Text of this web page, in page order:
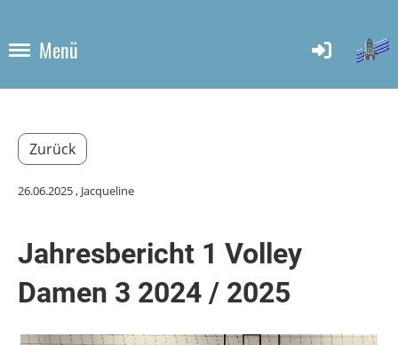
Menü
Zurück
26.06.2025, Jacqueline
Jahresbericht 1 Volley
Damen 3 2024 / 2025